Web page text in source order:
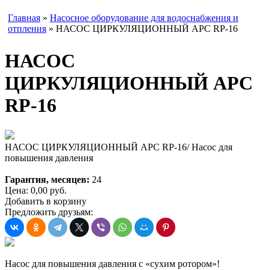
Главная » Насосное оборудование для водоснабжения и
отпления » НАСОС ЦИРКУЛЯЦИОННЫЙ APC RP-16
НАСОС
ЦИРКУЛЯЦИОННЫЙ APC
RP-16
НАСОС ЦИРКУЛЯЦИОННЫЙ APC RP-16/ Насос для
повышения давления
Гарантия, месяцев: 24
Цена: 0,00 руб.
Добавить в корзину
Предложить друзьям:
Насос для повышения давления с «сухим ротором»!